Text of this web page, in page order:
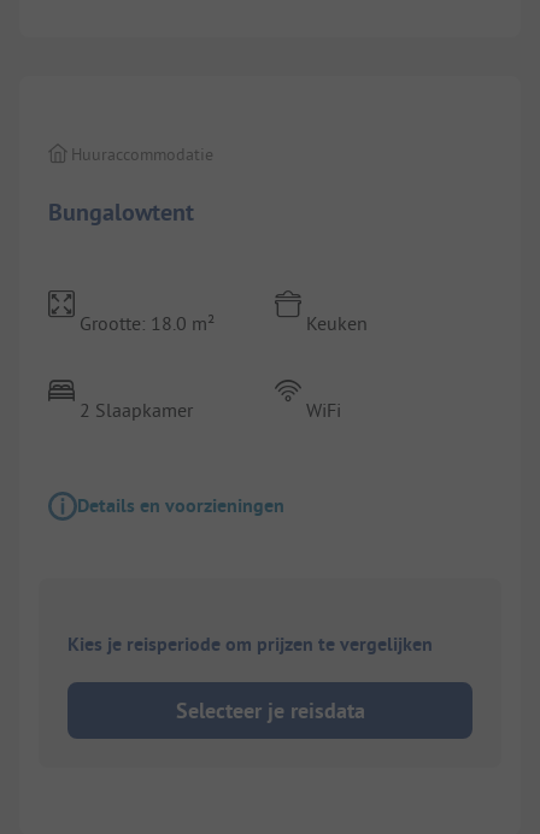
Bungalowtent
Huuraccommodatie
Grootte: 18.0 m²
2 Slaapkamer
Keuken
WiFi
Details en voorzieningen
Kies je reisperiode om prijzen te vergelijken
Selecteer je reisdata